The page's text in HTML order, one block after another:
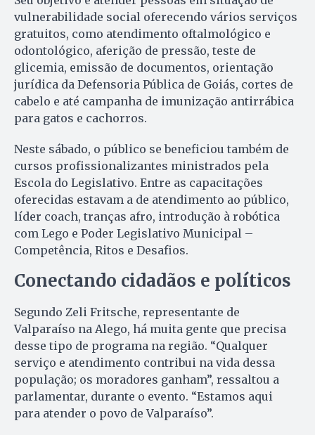
vulnerabilidade social oferecendo vários serviços
gratuitos, como atendimento oftalmológico e
odontológico, aferição de pressão, teste de
glicemia, emissão de documentos, orientação
jurídica da Defensoria Pública de Goiás, cortes de
cabelo e até campanha de imunização antirrábica
para gatos e cachorros.
Neste sábado, o público se beneficiou também de
cursos profissionalizantes ministrados pela
Escola do Legislativo. Entre as capacitações
oferecidas estavam a de atendimento ao público,
líder coach, tranças afro, introdução à robótica
com Lego e Poder Legislativo Municipal –
Competência, Ritos e Desafios.
Conectando cidadãos e políticos
Segundo Zeli Fritsche, representante de
Valparaíso na Alego, há muita gente que precisa
desse tipo de programa na região. “Qualquer
serviço e atendimento contribui na vida dessa
população; os moradores ganham”, ressaltou a
parlamentar, durante o evento. “Estamos aqui
para atender o povo de Valparaíso”.